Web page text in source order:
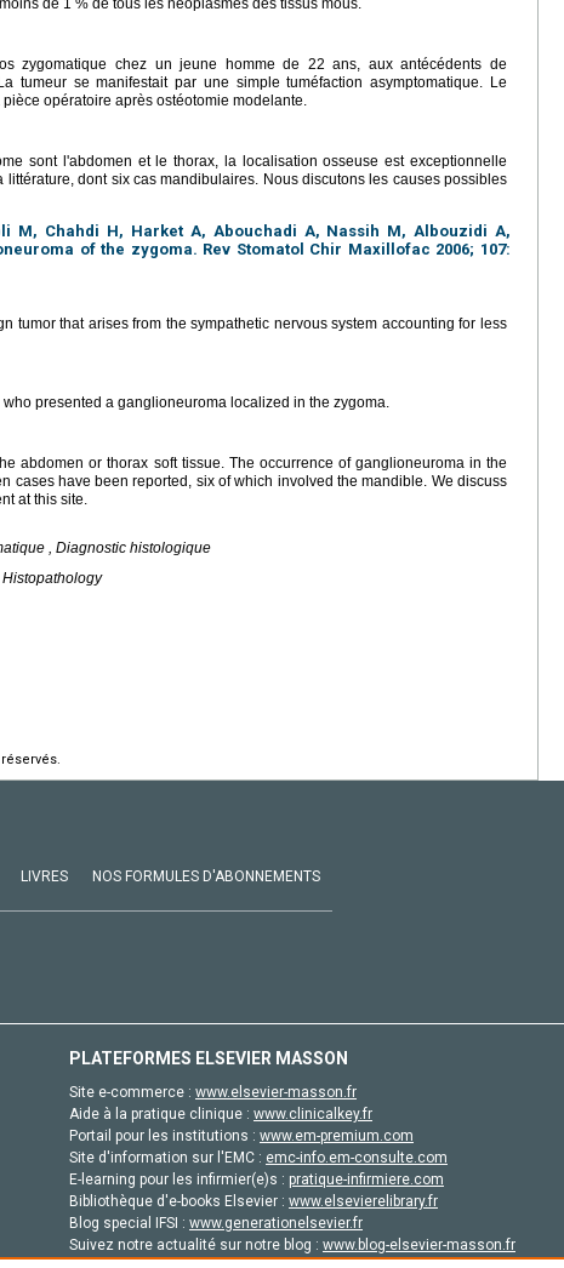
de 1 % de tous les néoplasmes des tissus mous.
zygomatique chez un jeune homme de 22 ans, aux antécédents de
tumeur se manifestait par une simple tuméfaction asymptomatique. Le
opératoire après ostéotomie modelante.
sont l'abdomen et le thorax, la localisation osseuse est exceptionnelle
dont six cas mandibulaires. Nous discutons les causes possibles
M, Chahdi H, Harket A, Abouchadi A, Nassih M, Albouzidi A,
of the zygoma. Rev Stomatol Chir Maxillofac 2006; 107:
tumor that arises from the sympathetic nervous system accounting for less
presented a ganglioneuroma localized in the zygoma.
abdomen or thorax soft tissue. The occurrence of ganglioneuroma in the
cases have been reported, six of which involved the mandible. We discuss
at this site.
, Diagnostic histologique
LIVRES NOS FORMULES D'ABONNEMENTS
PLATEFORMES ELSEVIER MASSON
Site e-commerce : www.elsevier-masson.fr
Aide à la pratique clinique : www.clinicalkey.fr
Portail pour les institutions : www.em-premium.com
Site d'information sur l'EMC : emc-info.em-consulte.com
E-learning pour les infirmier(e)s : pratique-infirmiere.com
Bibliothèque d'e-books Elsevier : www.elsevierelibrary.fr
Blog special IFSI : www.generationelsevier.fr
Suivez notre actualité sur notre blog : www.blog-elsevier-masson.fr